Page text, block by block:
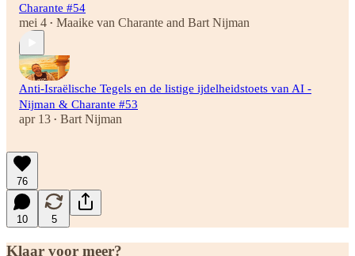
Charante #54
mei 4 • Maaike van Charante and Bart Nijman
Anti-Israëlische Tegels en de listige ijdelheidstoets van AI -
Nijman & Charante #53
apr 13 • Bart Nijman
76
10 5
Klaar voor meer?